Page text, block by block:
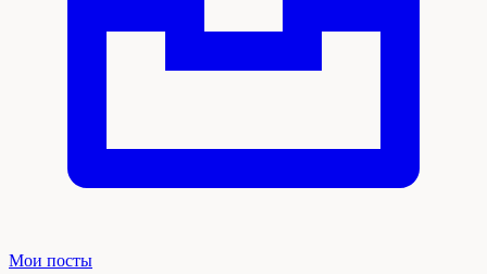
Мои посты